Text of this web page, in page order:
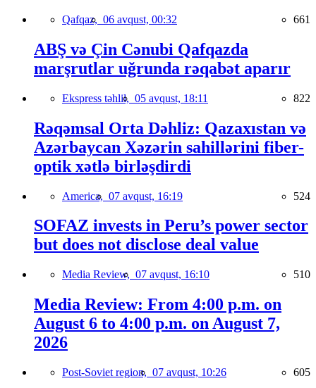
Qafqaz, 06 avqust, 00:32 661
ABŞ və Çin Cənubi Qafqazda
marşrutlar uğrunda rəqabət aparır
Ekspress təhlil, 05 avqust, 18:11 822
Rəqəmsal Orta Dəhliz: Qazaxıstan və
Azərbaycan Xəzərin sahillərini fiber-
optik xətlə birləşdirdi
America, 07 avqust, 16:19 524
SOFAZ invests in Peru’s power sector
but does not disclose deal value
Media Review, 07 avqust, 16:10 510
Media Review: From 4:00 p.m. on
August 6 to 4:00 p.m. on August 7,
2026
Post-Soviet region, 07 avqust, 10:26 605